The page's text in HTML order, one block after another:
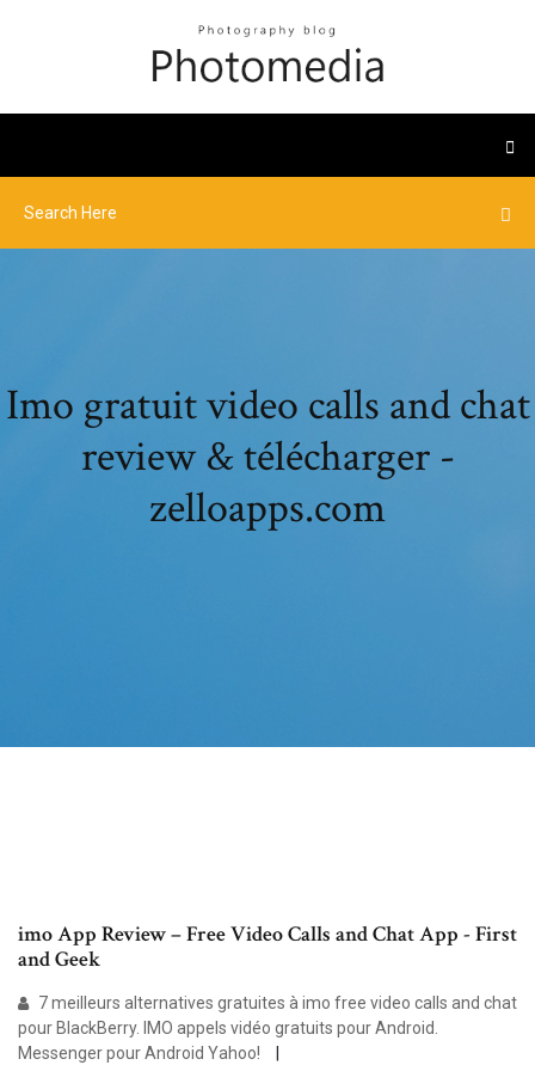
Imo gratuit video calls and chat
review & télécharger -
zelloapps.com
imo App Review – Free Video Calls and Chat App - First
and Geek
7 meilleurs alternatives gratuites à imo free video calls and chat
pour BlackBerry. IMO appels vidéo gratuits pour Android.
Messenger pour Android Yahoo!